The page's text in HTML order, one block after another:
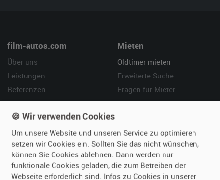
film-autos.com
Über uns
Leistungen
Referenzen
Kundenmeinungen
Mieten
Oldtimer mieten
Erweiterte Suche
Fragen für Mieter
Service
Vermieten
Oldtimer anmelden
Fotos senden
Fragen für Vermieter
Hilfe
Häufige Fragen (FAQ)
So funktioniert's
Kontakt
🍪 Wir verwenden Cookies
Um unsere Website und unseren Service zu optimieren
setzen wir Cookies ein. Sollten Sie das nicht wünschen,
können Sie Cookies ablehnen. Dann werden nur
funktionale Cookies geladen, die zum Betreiben der
Webseite erforderlich sind. Infos zu Cookies in unserer